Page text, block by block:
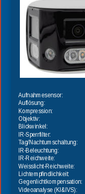
Aufnahmesensor:
Auflösung:
Kompression:
Objektiv:
Blickwinkel:
IR-Sperrfilter:
Tag/Nachtumschaltung:
IR-Beleuchtung:
IR-Reichweite:
Weisslicht-Reichweite:
Lichtempfindlichkeit:
Gegenlichtkompensation:
Videoanalyse (KI&IVS):